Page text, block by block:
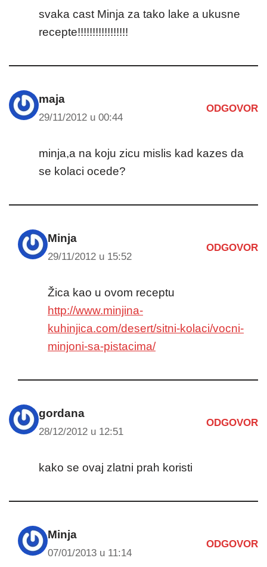
svaka cast Minja za tako lake a ukusne
recepte!!!!!!!!!!!!!!!!!
maja
29/11/2012 u 00:44
ODGOVOR
minja,a na koju zicu mislis kad kazes da
se kolaci ocede?
Minja
29/11/2012 u 15:52
ODGOVOR
Žica kao u ovom receptu
http://www.minjina-
kuhinjica.com/desert/sitni-kolaci/vocni-
minjoni-sa-pistacima/
gordana
28/12/2012 u 12:51
ODGOVOR
kako se ovaj zlatni prah koristi
Minja
07/01/2013 u 11:14
ODGOVOR